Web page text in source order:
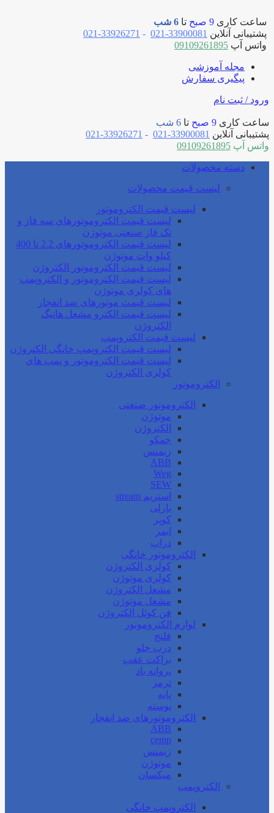
ساعت کاری 9 صبح تا 6 شب
پشتیبانی آنلاین 33900081-021
-
33926271-021
واتس آپ 09109261895
مجله آموزشی
پیگیری سفارش
ورود / ثبت نام
ساعت کاری 9 صبح تا 6 شب
پشتیبانی آنلاین 33900081-021
-
33926271-021
واتس آپ 09109261895
دسته محصولات
لیست قیمت محصولات
لیست قیمت الکتروموتور
لیست قیمت الکتروموتورهای سه فاز و
تک فاز صنعتی موتوژن
لیست قیمت الکتروموتورهای 2.2 تا 400
کیلو وات موتوژن
لیست قیمت الکتروموتور الکتروژن
لیست قیمت الکتروموتور و الکتروپمپ
های کولری موتوژن
لیست قیمت موتورهای ضد انفجار
لیست قیمت الکترو مشعل هانیگ
الکتروژن
لیست قیمت الکتروپمپ
لیست قیمت الکتروپمپ خانگی الکتروژن
لیست قیمت الکتروموتور و پمپ های
کولری الکتروژن
الکتروموتور
الکتروموتور صنعتی
موتوژن
الکتروژن
جمکو
زیمنس
ABB
Weg
SEW
استریم stream
بارلی
کوپر
ایمر
دراپ
الکتروموتور خانگی
کولری الکتروژن
کولری موتوژن
مشعل الکتروژن
مشعل موتوژن
فن کوئل الکتروژن
لوازم الکتروموتور
فلنج
درب جلو
براکت عقب
پروانه باد
ترمز
پایه
پوسته
الکتروموتورهای ضد انفجار
ABB
cemp
زیمنس
موتوژن
میکسان
الکتروپمپ
الکتروپمپ خانگی